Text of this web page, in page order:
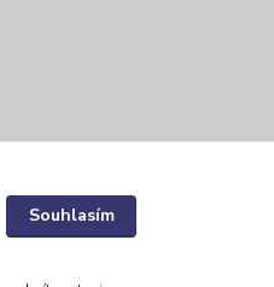
Souhlasím